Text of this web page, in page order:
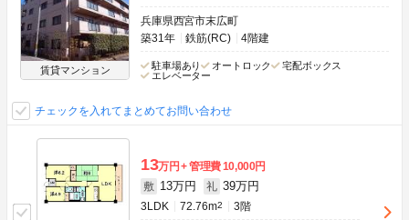
賃貸マンション
兵庫県西宮市末広町
築31年
鉄筋(RC) 4階建
駐車場あり オートロック
宅配ボックス
エレベーター
チェックを入れてまとめてお問い合わせ
13万円 管理費10,000円
敷 13万円 礼 39万円
3LDK 72.76m2 3階